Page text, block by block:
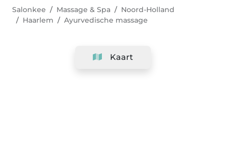
Kaart
Salonkee Massage & Spa
Noord-Holland
Haarlem
Ayurvedische massage